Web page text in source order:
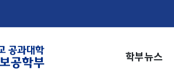
학부뉴스
학부소개